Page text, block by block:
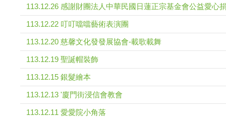
113.12.26 感謝財團法人中華民國日蓮正宗基金會公益愛心
113.12.22 叮叮噹噹藝術表演團
113.12.20 慈馨文化發發展協會-載歌載舞
113.12.19 聖誕帽裝飾
113.12.15 銀髮繪本
113.12.13 '廈門街浸信會教會
113.12.11 愛愛院小角落